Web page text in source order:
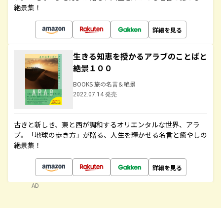
絶景集！
詳細を見る
生きる知恵を授かるアラブのことばと
絶景１００
BOOKS 旅の名言＆絶景
2022.07.14 発売
古きと新しき、東と西が調和するオリエンタルな世界、アラ
ブ。「地球の歩き方」が贈る、人生を輝かせる名言と癒やしの
絶景集！
詳細を見る
AD